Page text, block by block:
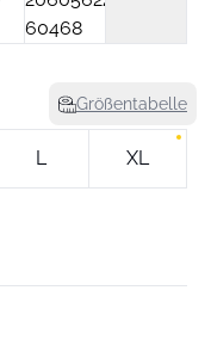
Größentabelle
L XL